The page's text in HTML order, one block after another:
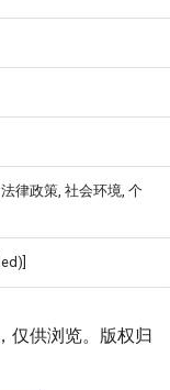
律政策, 社会环境, 个
仅供浏览。版权归